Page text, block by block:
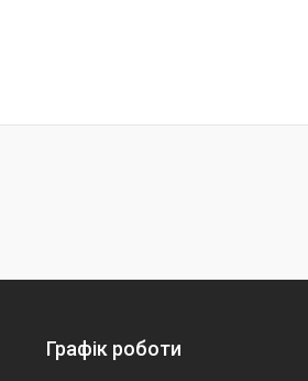
Графік роботи